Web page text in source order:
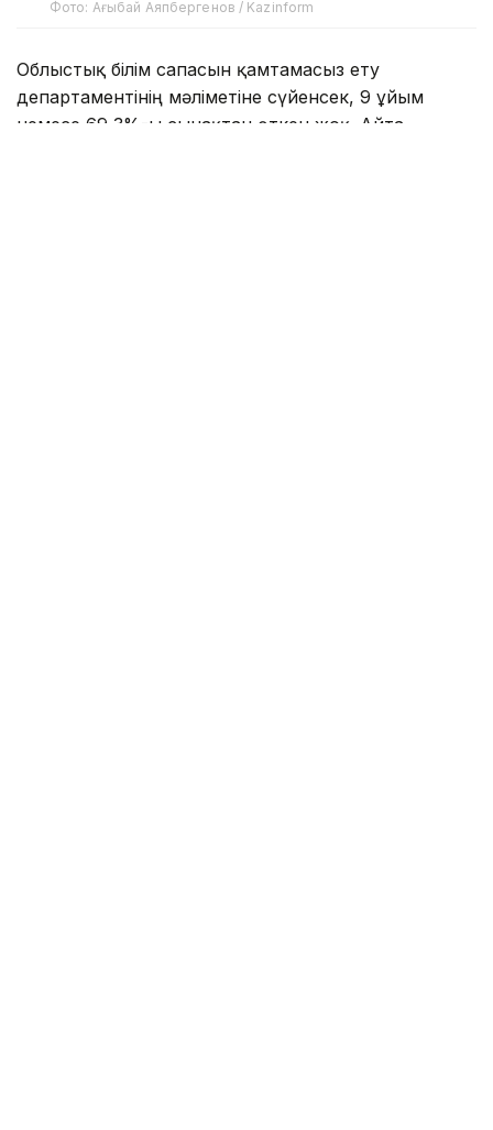
Фото: Ағыбай Аяпбергенов / Kazinform
Облыстық білім сапасын қамтамасыз ету
департаментінің мәліметіне сүйенсек, 9 ұйым
немесе 69,3%-ы сынақтан өткен жоқ. Айта